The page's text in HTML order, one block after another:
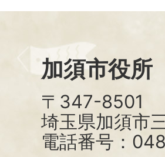
加須市役所
〒347-8501
埼玉県加須市
電話番号：